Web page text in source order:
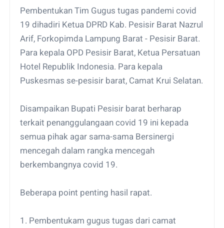
Pembentukan Tim Gugus tugas pandemi covid
19 dihadiri Ketua DPRD Kab. Pesisir Barat Nazrul
Arif, Forkopimda Lampung Barat - Pesisir Barat.
Para kepala OPD Pesisir Barat, Ketua Persatuan
Hotel Republik Indonesia. Para kepala
Puskesmas se-pesisir barat, Camat Krui Selatan.
Disampaikan Bupati Pesisir barat berharap
terkait penanggulangaan covid 19 ini kepada
semua pihak agar sama-sama Bersinergi
mencegah dalam rangka mencegah
berkembangnya covid 19.
Beberapa point penting hasil rapat.
1. Pembentukam gugus tugas dari camat